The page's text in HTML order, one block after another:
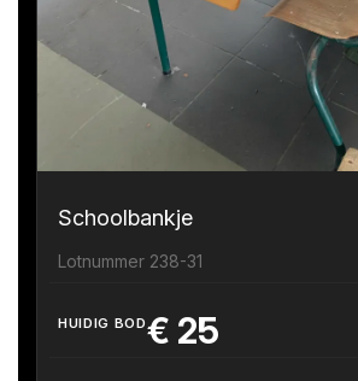
Schoolbankje
Lotnummer 238-31
HUIDIG BOD€ 25